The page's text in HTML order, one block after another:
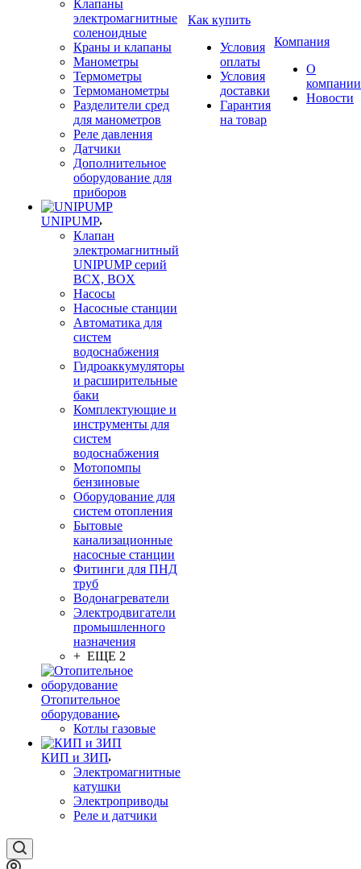
Клапаны
электромагнитные
соленоидные
Краны и клапаны
Манометры
Термометры
Термоманометры
Разделители сред
для манометров
Реле давления
Датчики
Дополнительное
оборудование для
приборов
UNIPUMP
Клапан
электромагнитный
UNIPUMP серий
BCX, BOX
Насосы
Насосные станции
Автоматика для
систем
водоснабжения
Гидроаккумуляторы
и расширительные
баки
Комплектующие и
инструменты для
систем
водоснабжения
Мотопомпы
бензиновые
Оборудование для
систем отопления
Бытовые
канализационные
насосные станции
Фитинги для ПНД
труб
Водонагреватели
Электродвигатели
промышленного
назначения
+ ЕЩЕ 2
Отопительное
оборудование
Котлы газовые
КИП и ЗИП
Электромагнитные
катушки
Электроприводы
Реле и датчики
Как купить
Условия
оплаты
Условия
доставки
Гарантия
на товар
Компания
О
компании
Новости